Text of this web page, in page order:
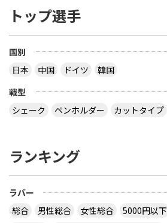
トップ選手
国別
日本
中国 ドイツ
韓国
戦型
シェーク
ペンホルダー カットタイプ
ランキング
ラバー
総合
男性総合 女性総合 5000円以下